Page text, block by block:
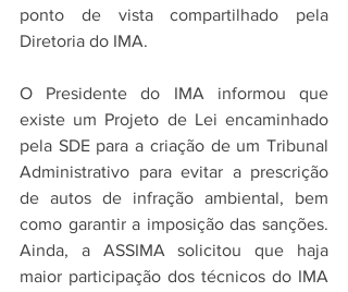
ponto de vista compartilhado pela
Diretoria do IMA.
O Presidente do IMA informou que
existe um Projeto de Lei encaminhado
pela SDE para a criação de um Tribunal
Administrativo para evitar a prescrição
de autos de infração ambiental, bem
como garantir a imposição das sanções.
Ainda, a ASSIMA solicitou que haja
maior participação dos técnicos do IMA